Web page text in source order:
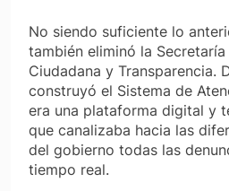
No siendo suficiente lo
también eliminó la
Ciudadana y Transparencia.
construyó el Sistema de
era una plataforma digital y
que canalizaba hacia las
del gobierno todas las
tiempo real.